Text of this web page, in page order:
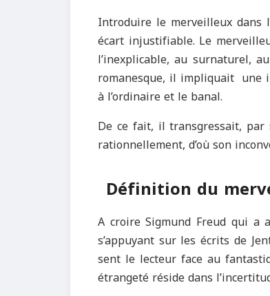
Introduire le merveilleux dans
écart injustifiable. Le
l’inexplicable, au surnaturel,
romanesque, il impliquait une
à l’ordinaire et le banal.
De ce fait, il transgressait, par
rationnellement, d’où son
Définition du
A croire Sigmund Freud qui a
s’appuyant sur les écrits de
sent le lecteur face au
étrangeté réside dans